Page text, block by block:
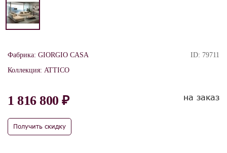
Фабрика: GIORGIO CASA
Коллекция: ATTICO
ID: 79711
1 816 800 ₽
Получить скидку
на заказ